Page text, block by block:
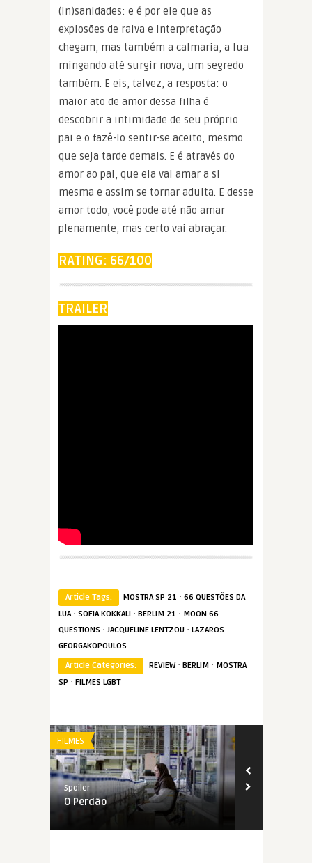
(in)sanidades: e é por ele que as
explosões de raiva e interpretação
chegam, mas também a calmaria, a lua
mingando até surgir nova, um segredo
também. E eis, talvez, a resposta: o
maior ato de amor dessa filha é
descobrir a intimidade de seu próprio
pai e o fazê-lo sentir-se aceito, mesmo
que seja tarde demais. E é através do
amor ao pai, que ela vai amar a si
mesma e assim se tornar adulta. E desse
amor todo, você pode até não amar
plenamente, mas certo vai abraçar.
RATING: 66/100
TRAILER
Article Tags: MOSTRA SP 21 · 66 QUESTÕES DA
LUA· SOFIA KOKKALI · BERLIM 21 · MOON 66
QUESTIONS · JACQUELINE LENTZOU · LAZAROS
GEORGAKOPOULOS
Article Categories:
REVIEW· BERLIM · MOSTRA
SP · FILMES LGBT
FILMES
Spoiler
O Perdão